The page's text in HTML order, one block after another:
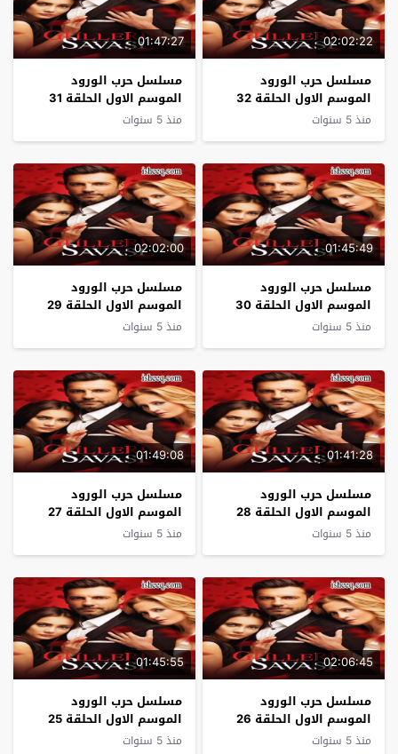
02:02:22
مسلسل حرب الورود
الموسم الاول الحلقة 32
منذ 5 سنوات
01:47:27
مسلسل حرب الورود
الموسم الاول الحلقة 31
منذ 5 سنوات
01:45:49
مسلسل حرب الورود
الموسم الاول الحلقة 30
منذ 5 سنوات
02:02:00
مسلسل حرب الورود
الموسم الاول الحلقة 29
منذ 5 سنوات
01:41:28
مسلسل حرب الورود
الموسم الاول الحلقة 28
منذ 5 سنوات
01:49:08
مسلسل حرب الورود
الموسم الاول الحلقة 27
منذ 5 سنوات
02:06:45
مسلسل حرب الورود
الموسم الاول الحلقة 26
منذ 5 سنوات
01:45:55
مسلسل حرب الورود
الموسم الاول الحلقة 25
منذ 5 سنوات